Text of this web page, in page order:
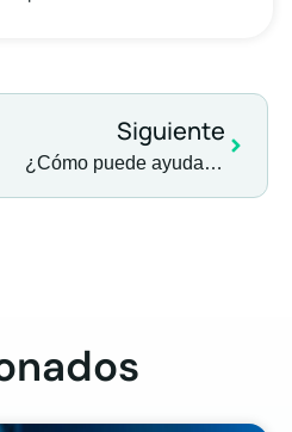
Siguiente
¿Cómo puede ayudarte la plataforma de e-learning e-xplicate en la gestión de la formación de tu empresa?